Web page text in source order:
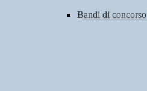
Bandi di concorso